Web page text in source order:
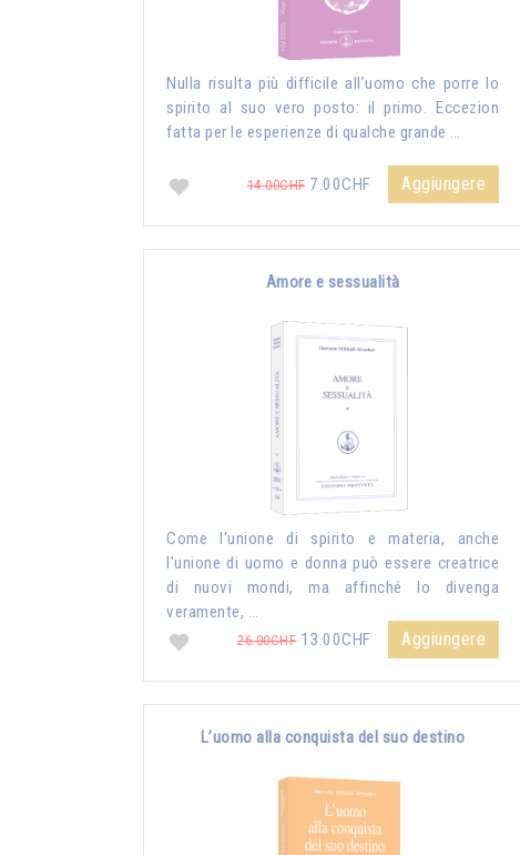
Nulla risulta più difficile all’uomo che porre lo
spirito al suo vero posto: il primo. Eccezion
fatta per le esperienze di qualche grande …
14.00CHF7.00CHF Aggiungere
Amore e sessualità
Come l'unione di spirito e materia, anche
l'unione di uomo e donna può essere creatrice
di nuovi mondi, ma affinché lo divenga
veramente, …
26.00CHF 13.00CHF Aggiungere
L’uomo alla conquista del suo destino